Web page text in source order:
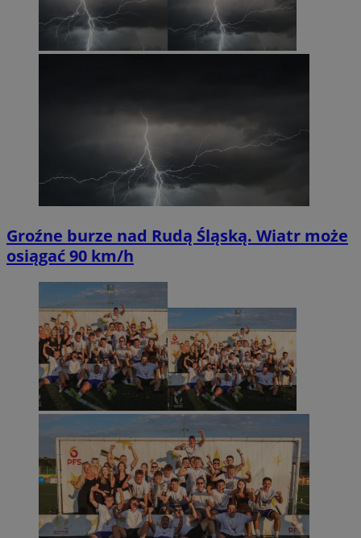
Groźne burze nad Rudą Śląską. Wiatr może
osiągać 90 km/h